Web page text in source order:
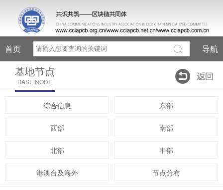
首页 导航
基地节点
BASE NODE
综合信息 东部
西部 南部
北部 中部
港澳台及海外 节点分布